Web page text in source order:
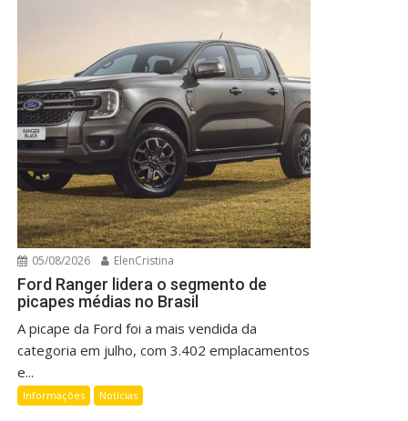
05/08/2026 ElenCristina
Ford Ranger lidera o segmento de
picapes médias no Brasil
A picape da Ford foi a mais vendida da
categoria em julho, com 3.402 emplacamentos
e...
Informações Notícias